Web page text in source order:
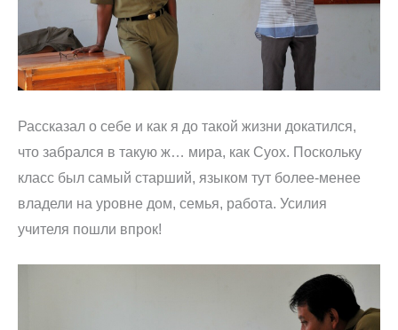
Рассказал о себе и как я до такой жизни докатился,
что забрался в такую ж… мира, как Суох. Поскольку
класс был самый старший, языком тут более-менее
владели на уровне дом, семья, работа. Усилия
учителя пошли впрок!